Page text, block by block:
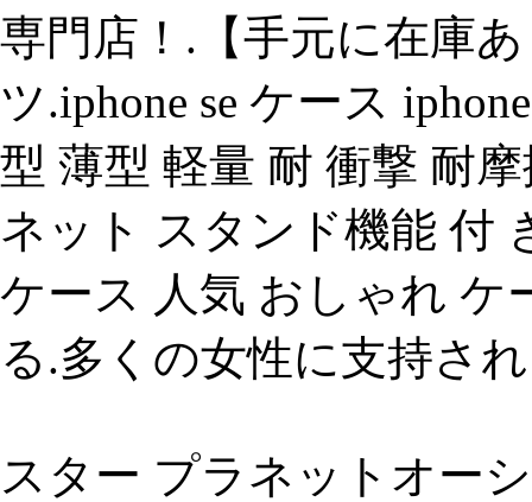
専門店！.【手元に在庫
ツ.iphone se ケース
型 薄型 軽量 耐 衝撃 耐
ネット スタンド機能 付
ケース 人気 おしゃれ
る.多くの女性に支持さ
スター プラネットオー